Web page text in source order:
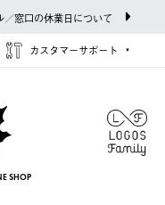
窓口の休業日について
カスタマーサポート
SHOP